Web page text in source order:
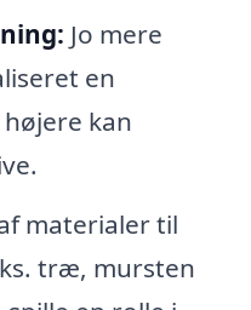
Jo mere
en
kan
materialer til
træ, mursten